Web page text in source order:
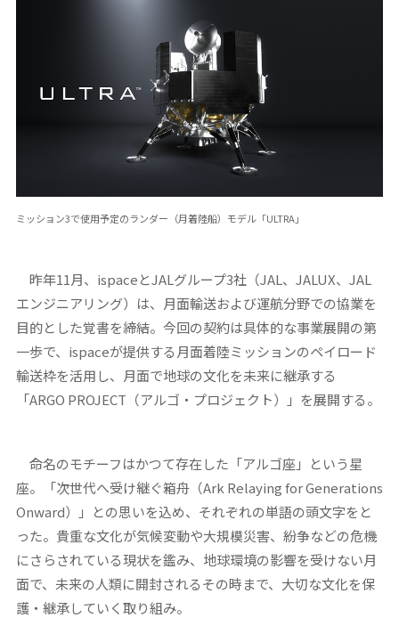
ミッション3で使用予定のランダー（月着陸船）モデル「ULTRA」
昨年11月、ispaceとJALグループ3社（JAL、JALUX、JAL
エンジニアリング）は、月面輸送および運航分野での協業を
目的とした覚書を締結。今回の契約は具体的な事業展開の第
一歩で、ispaceが提供する月面着陸ミッションのペイロード
輸送枠を活用し、月面で地球の文化を未来に継承する
「ARGO PROJECT（アルゴ・プロジェクト）」を展開する。
命名のモチーフはかつて存在した「アルゴ座」という星
座。「次世代へ受け継ぐ箱舟（Ark Relaying for Generations
Onward）」との思いを込め、それぞれの単語の頭文字をと
った。貴重な文化が気候変動や大規模災害、紛争などの危機
にさらされている現状を鑑み、地球環境の影響を受けない月
面で、未来の人類に開封されるその時まで、大切な文化を保
護・継承していく取り組み。